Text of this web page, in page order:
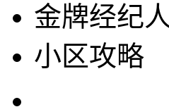
金牌经纪人
小区攻略